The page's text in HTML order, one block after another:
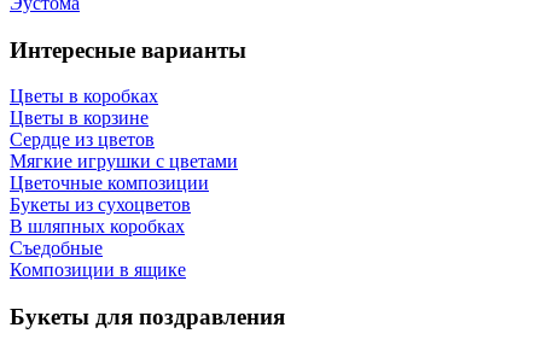
Интересные варианты
Цветы в коробках
Цветы в корзине
Сердце из цветов
Мягкие игрушки с цветами
Цветочные композиции
Букеты из сухоцветов
В шляпных коробках
Съедобные
Композиции в ящике
Букеты для поздравления